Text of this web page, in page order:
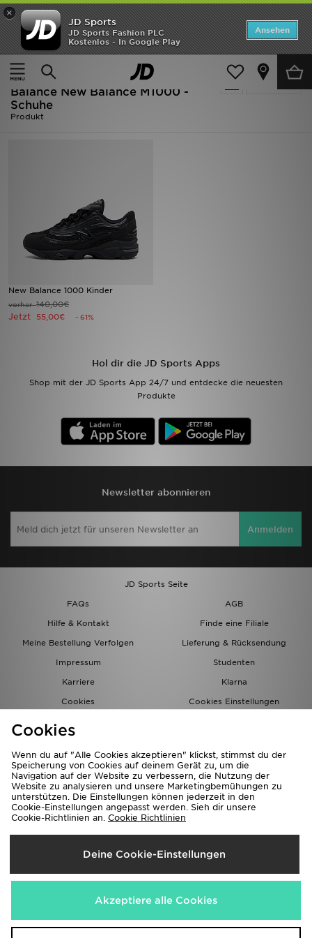
×
JD Sports
JD Sports Fashion PLC
Kostenlos - In Google Play
Ansehen
Home
Kinder
Verfeinern
Ausverkauf | Kinder - Schwarz New
Balance New Balance M1000 -
Schuhe
Produkt
New Balance 1000 Kinder
vorher140,00€
Jetzt 55,00€ - 61%
Hol dir die JD Sports Apps
Shop mit der JD Sports App 24/7 und entdecke die neuesten
Produkte
Newsletter abonnieren
Anmelden
JD Sports Seite
FAQs
AGB
Hilfe & Kontakt
Finde eine Filiale
Meine Bestellung Verfolgen
Lieferung & Rücksendung
Impressum
Studenten
Karriere
Klarna
Cookies
Cookies Einstellungen
Lieferung Nach
Deutschland
Wir akzeptieren folgende Zahlungsmethoden
ANGEBOTE
Neuheiten
Herren
Damen
Fußball
Lade die APP
Geschenkgutschein
Cookies
Wenn du auf "Alle Cookies akzeptieren" klickst, stimmst du der
Speicherung von Cookies auf deinem Gerät zu, um die
Navigation auf der Website zu verbessern, die Nutzung der
Website zu analysieren und unsere Marketingbemühungen zu
unterstützen. Die Einstellungen können jederzeit in den
Cookie-Einstellungen angepasst werden. Sieh dir unsere
Cookie-Richtlinien an. Cookie Richtlinien
Deine Cookie-Einstellungen
Akzeptiere alle Cookies